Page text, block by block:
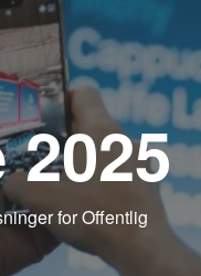
for Offentlig